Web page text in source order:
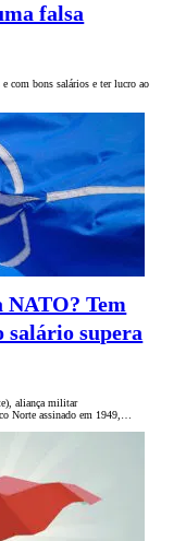
falsa
e com bons salários e ter lucro ao
NATO? Tem
salário supera
aliança militar
Norte assinado em 1949,…